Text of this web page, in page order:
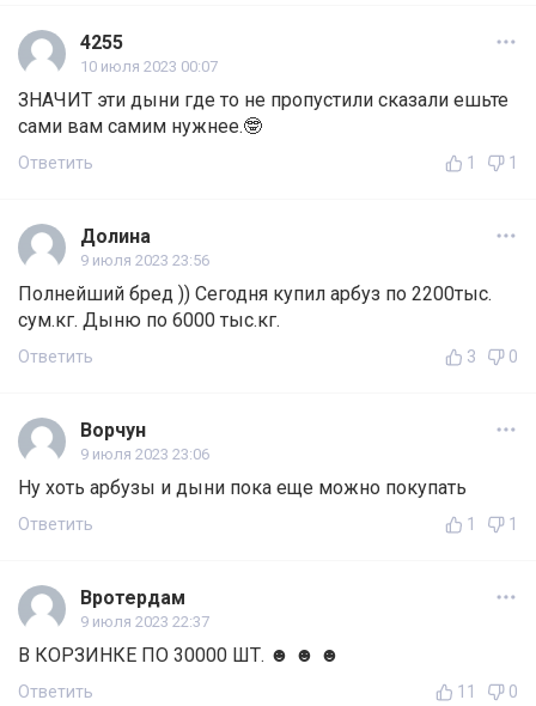
4255
10 июля 2023 00:07
ЗНАЧИТ эти дыни где то не пропустили сказали ешьте
сами вам самим нужнее.🤓
Ответить 1 1
Долина
9 июля 2023 23:56
Полнейший бред )) Сегодня купил арбуз по 2200тыс.
сум.кг. Дыню по 6000 тыс.кг.
Ответить 3 0
Ворчун
9 июля 2023 23:06
Ну хоть арбузы и дыни пока еще можно покупать
Ответить 1 1
Вротердам
9 июля 2023 22:37
В КОРЗИНКЕ ПО 30000 ШТ. ☻ ☻ ☻
Ответить 11 0